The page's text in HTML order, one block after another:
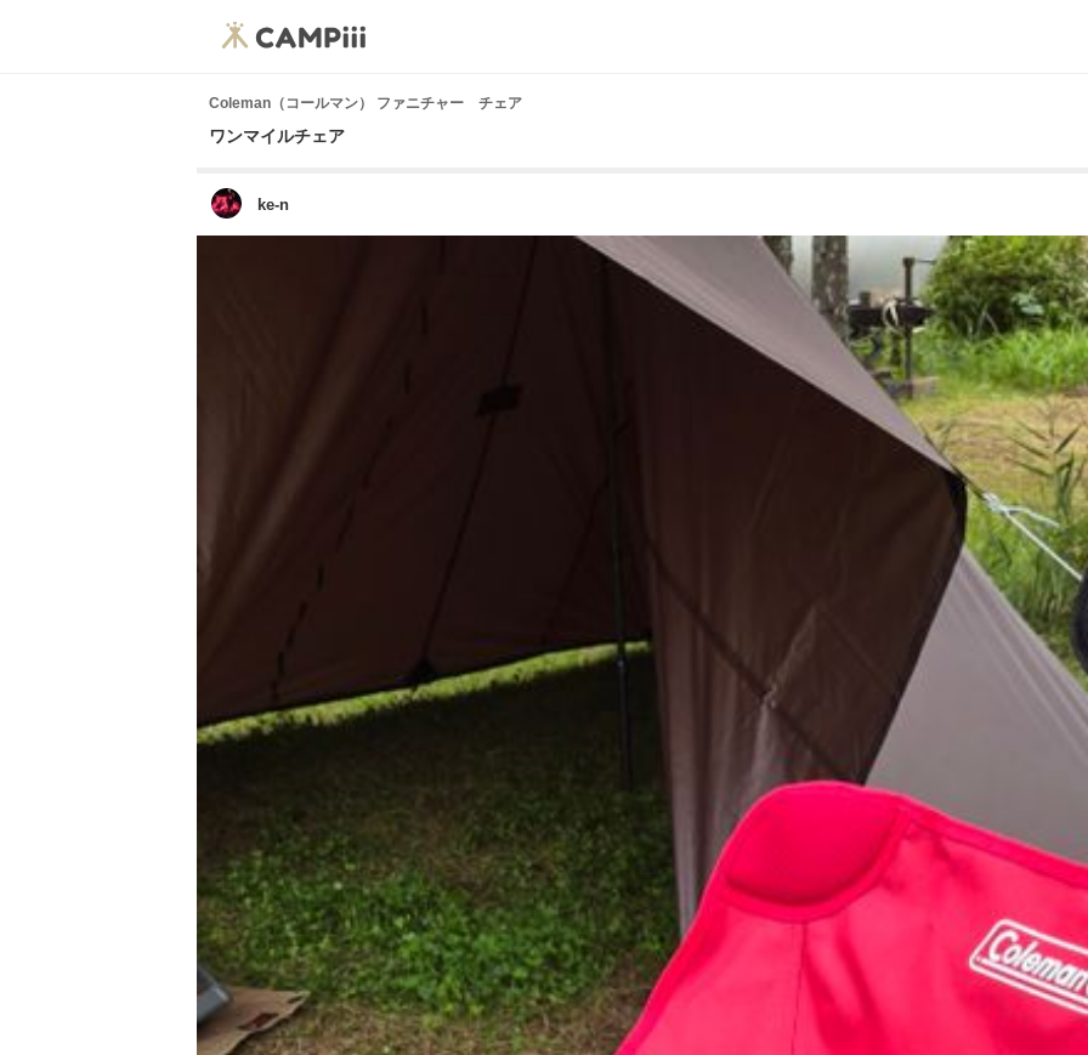
Coleman（コールマン） ファニチャー チェア
ワンマイルチェア
ke-n